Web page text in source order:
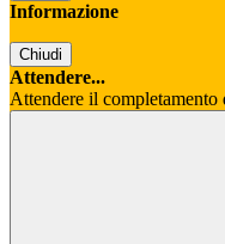
Informazione
Chiudi
Attendere...
Attendere il completamento